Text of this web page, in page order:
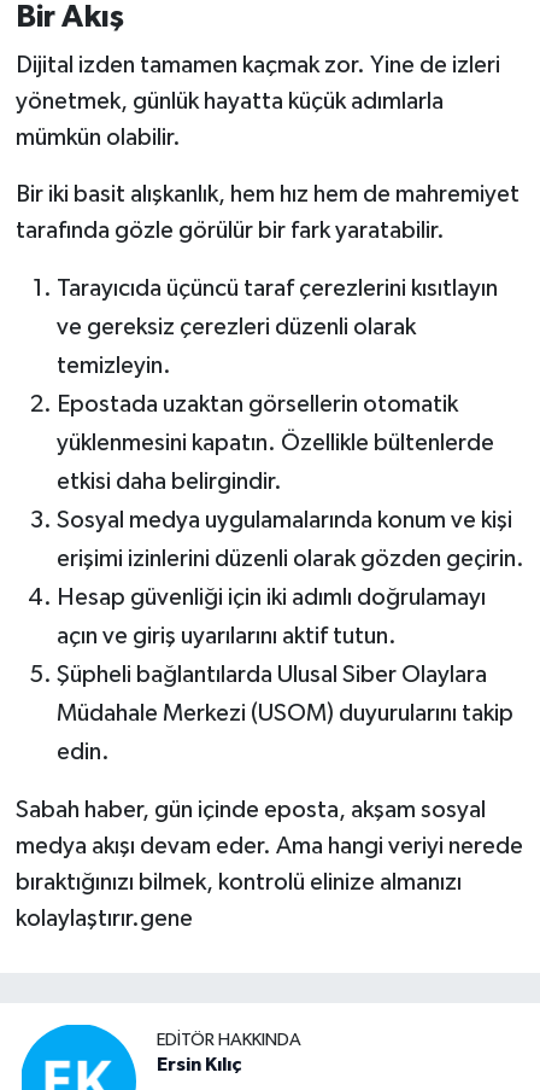
Bir Akış
Dijital izden tamamen kaçmak zor. Yine de izleri
yönetmek, günlük hayatta küçük adımlarla
mümkün olabilir.
Bir iki basit alışkanlık, hem hız hem de mahremiyet
tarafında gözle görülür bir fark yaratabilir.
Tarayıcıda üçüncü taraf çerezlerini kısıtlayın
ve gereksiz çerezleri düzenli olarak
temizleyin.
Epostada uzaktan görsellerin otomatik
yüklenmesini kapatın. Özellikle bültenlerde
etkisi daha belirgindir.
Sosyal medya uygulamalarında konum ve kişi
erişimi izinlerini düzenli olarak gözden geçirin.
Hesap güvenliği için iki adımlı doğrulamayı
açın ve giriş uyarılarını aktif tutun.
Şüpheli bağlantılarda Ulusal Siber Olaylara
Müdahale Merkezi (USOM) duyurularını takip
edin.
Sabah haber, gün içinde eposta, akşam sosyal
medya akışı devam eder. Ama hangi veriyi nerede
bıraktığınızı bilmek, kontrolü elinize almanızı
kolaylaştırır.gene
EDITÖR HAKKINDA
Ersin Kılıç